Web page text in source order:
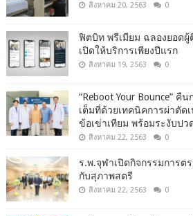
สิงหาคม 20, 2563 0
ฟิตบิท พรีเมียม ฉลองยอดผู้
เปิดให้บริการเพียงปีแรก
สิงหาคม 19, 2563 0
“Reboot Your Bounce”
เต็มที่ด้วยเทคนิคการผ่าตัด
ข้อเข่าเทียม พร้อมระงับปว
สิงหาคม 22, 2563 0
ร.พ.จุฬาเปิดกิจกรรมการต
กับสุภาพสตรี
สิงหาคม 22, 2563 0